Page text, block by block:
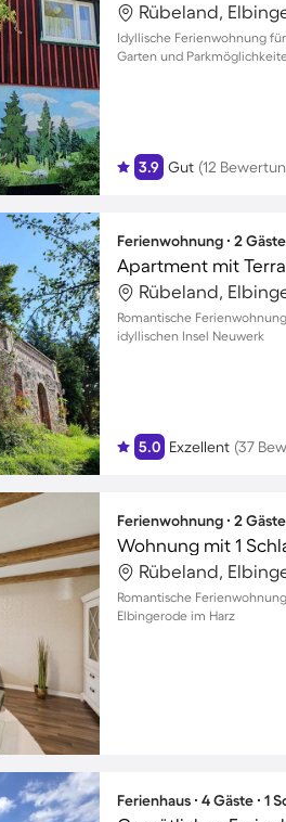
Rübeland,
Idyllische Ferienwohnung
Garten und
3.9 Gut (12
Ferienwohnung ∙ 2
Apartment mit
Rübeland,
Romantische
idyllischen Insel Neuwerk
5.0 Exzellent (37
Ferienwohnung ∙ 2
Wohnung mit 1
Rübeland,
Romantische
Elbingerode im Harz
Ferienhaus ∙ 4 Gäste ∙ 1